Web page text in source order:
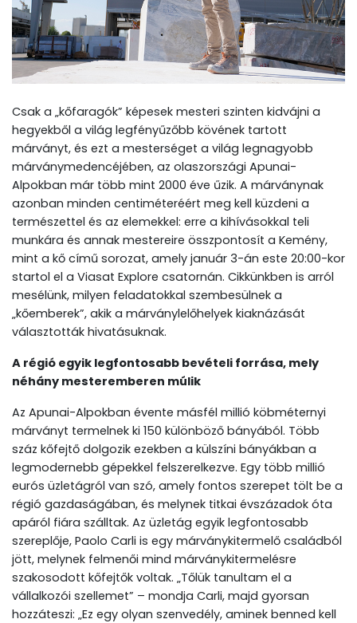
Csak a „kőfaragók” képesek mesteri szinten kidvájni a
hegyekből a világ legfényűzőbb kövének tartott
márványt, és ezt a mesterséget a világ legnagyobb
márványmedencéjében, az olaszországi Apunai-
Alpokban már több mint 2000 éve űzik. A márványnak
azonban minden centiméteréért meg kell küzdeni a
természettel és az elemekkel: erre a kihívásokkal teli
munkára és annak mestereire összpontosít a Kemény,
mint a kő című sorozat, amely január 3-án este 20:00-kor
startol el a Viasat Explore csatornán. Cikkünkben is arról
mesélünk, milyen feladatokkal szembesülnek a
„kőemberek”, akik a márványlelőhelyek kiaknázását
választották hivatásuknak.
A régió egyik legfontosabb bevételi forrása, mely
néhány mesteremberen múlik
Az Apunai-Alpokban évente másfél millió köbméternyi
márványt termelnek ki 150 különböző bányából. Több
száz kőfejtő dolgozik ezekben a külszíni bányákban a
legmodernebb gépekkel felszerelkezve. Egy több millió
eurós üzletágról van szó, amely fontos szerepet tölt be a
régió gazdaságában, és melynek titkai évszázadok óta
apáról fiára szálltak. Az üzletág egyik legfontosabb
szereplője, Paolo Carli is egy márványkitermelő családból
jött, melynek felmenői mind márványkitermelésre
szakosodott kőfejtők voltak. „Tőlük tanultam el a
vállalkozói szellemet” – mondja Carli, majd gyorsan
hozzáteszi: „Ez egy olyan szenvedély, aminek benned kell